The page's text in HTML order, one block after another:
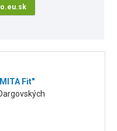
Fit"